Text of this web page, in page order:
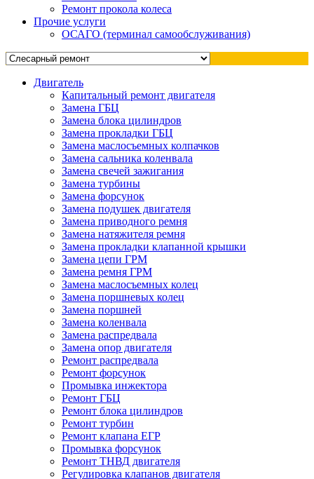
Ремонт прокола колеса
Прочие услуги
ОСАГО (терминал самообслуживания)
Двигатель
Капитальный ремонт двигателя
Замена ГБЦ
Замена блока цилиндров
Замена прокладки ГБЦ
Замена маслосъемных колпачков
Замена сальника коленвала
Замена свечей зажигания
Замена турбины
Замена форсунок
Замена подушек двигателя
Замена приводного ремня
Замена натяжителя ремня
Замена прокладки клапанной крышки
Замена цепи ГРМ
Замена ремня ГРМ
Замена маслосъемных колец
Замена поршневых колец
Замена поршней
Замена коленвала
Замена распредвала
Замена опор двигателя
Ремонт распредвала
Ремонт форсунок
Промывка инжектора
Ремонт ГБЦ
Ремонт блока цилиндров
Ремонт турбин
Ремонт клапана ЕГР
Промывка форсунок
Ремонт ТНВД двигателя
Регулировка клапанов двигателя